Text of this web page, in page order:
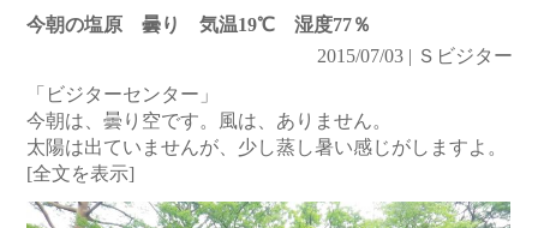
今朝の塩原 曇り 気温19℃ 湿度77％
2015/07/03 | Ｓビジター
「ビジターセンター」
今朝は、曇り空です。風は、ありません。
太陽は出ていませんが、少し蒸し暑い感じがしますよ。
[全文を表示]